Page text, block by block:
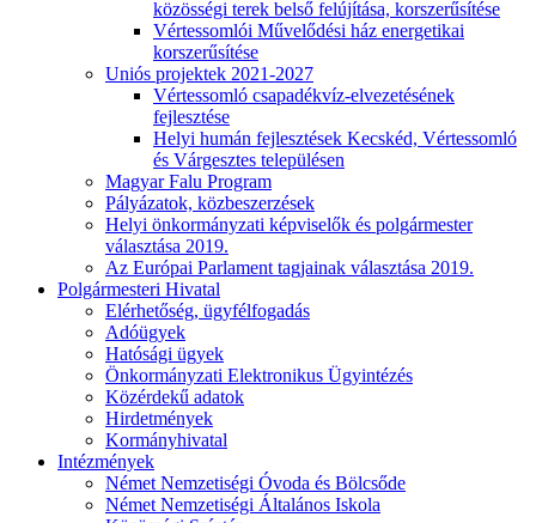
közösségi terek belső felújítása, korszerűsítése
Vértessomlói Művelődési ház energetikai
korszerűsítése
Uniós projektek 2021-2027
Vértessomló csapadékvíz-elvezetésének
fejlesztése
Helyi humán fejlesztések Kecskéd, Vértessomló
és Várgesztes településen
Magyar Falu Program
Pályázatok, közbeszerzések
Helyi önkormányzati képviselők és polgármester
választása 2019.
Az Európai Parlament tagjainak választása 2019.
Polgármesteri Hivatal
Elérhetőség, ügyfélfogadás
Adóügyek
Hatósági ügyek
Önkormányzati Elektronikus Ügyintézés
Közérdekű adatok
Hirdetmények
Kormányhivatal
Intézmények
Német Nemzetiségi Óvoda és Bölcsőde
Német Nemzetiségi Általános Iskola